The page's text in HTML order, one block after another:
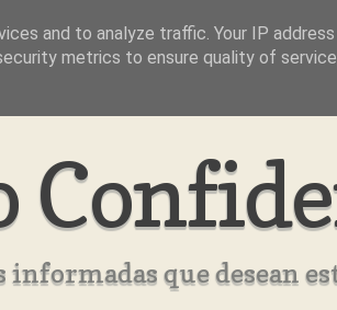
informadas que desean
and to analyze traffic. Your IP
metrics to ensure quality of